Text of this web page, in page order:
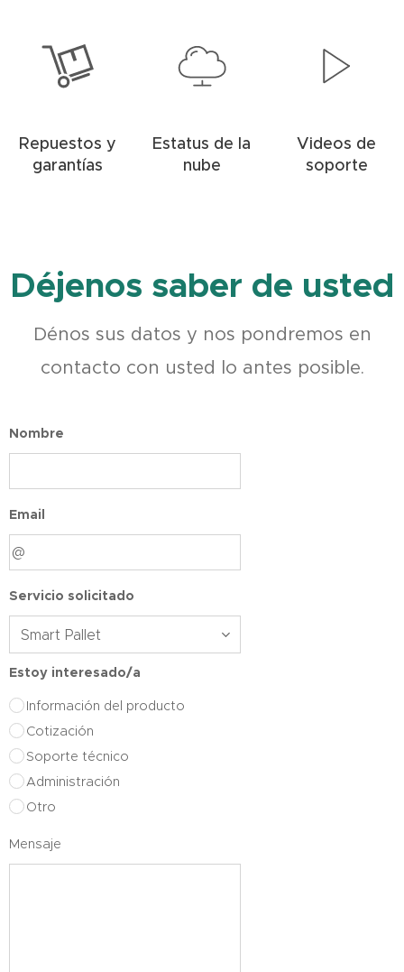
Repuestos y
garantías
Estatus de la
nube
Videos de
soporte
Déjenos saber de usted
Dénos sus datos y nos pondremos en
contacto con usted lo antes posible.
Nombre
Email
Servicio solicitado
Estoy interesado/a
Información del producto
Cotización
Soporte técnico
Administración
Otro
Mensaje